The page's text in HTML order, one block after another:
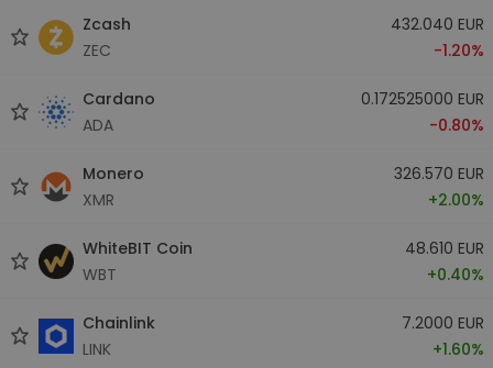
Zcash
ZEC
432.040 EUR
-1.20%
Cardano
ADA
0.172525000 EUR
-0.80%
Monero
XMR
326.570 EUR
+2.00%
WhiteBIT Coin
WBT
48.610 EUR
+0.40%
Chainlink
LINK
7.2000 EUR
+1.60%